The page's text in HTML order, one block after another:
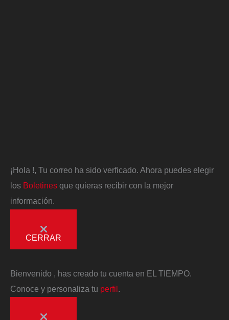
¡Hola !, Tu correo ha sido verficado. Ahora puedes elegir
los Boletines que quieras recibir con la mejor
información.
CERRAR
Bienvenido
, has creado tu cuenta en EL TIEMPO.
Conoce y personaliza tu perfil